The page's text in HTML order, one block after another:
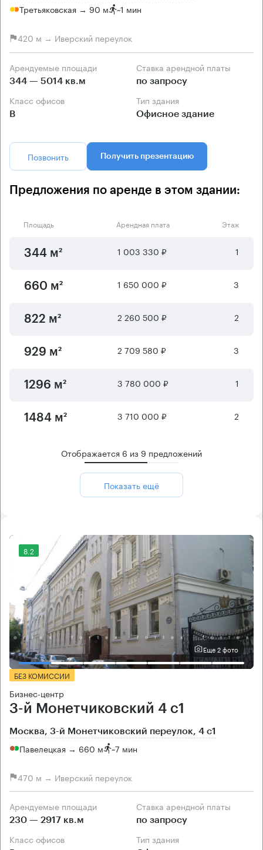
Третьяковская → 90 м ~1 мин
420 м → Иверский переулок
Арендуемые площади
344 — 5014 кв.м
Ставка арендной платы
по запросу
Класс офисов
B
Тип здания
Офисное здание
Позвонить Получить презентацию
Предложения по аренде в этом здании:
Площадь Арендная плата Этаж
344 м² 1 003 330 ₽ 1
660 м² 1 650 000 ₽ 3
822 м² 2 260 500 ₽ 2
929 м² 2 709 580 ₽ 3
1296 м² 3 780 000 ₽ 1
1484 м² 3 710 000 ₽ 2
Отображается 6 из 9 предложений
Показать ещё
8.2
Еще 2 фото
БЕЗ КОМИССИИ
Бизнес-центр
3-й Монетчиковский 4 с1
Москва, 3-й Монетчиковский переулок, 4 с1
Павелецкая → 660 м ~7 мин
470 м → Иверский переулок
Арендуемые площади
230 — 2917 кв.м
Ставка арендной платы
по запросу
Класс офисов Тип здания